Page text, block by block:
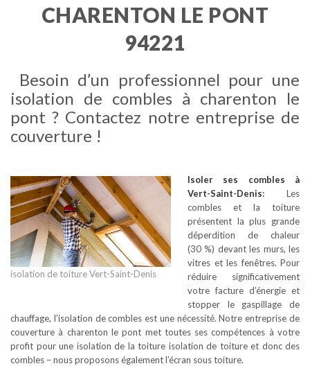
CHARENTON LE PONT
94221
Besoin d’un professionnel pour une
isolation de combles à charenton le
pont ? Contactez notre entreprise de
couverture !
isolation de toiture Vert-Saint-Denis
Isoler ses combles à
Vert-Saint-Denis: Les
combles et la toiture
présentent la plus grande
déperdition de chaleur
(30 %) devant les murs, les
vitres et les fenêtres. Pour
réduire significativement
votre facture d’énergie et
stopper le gaspillage de
chauffage, l’isolation de combles est une nécessité. Notre entreprise de
couverture à charenton le pont met toutes ses compétences à votre
profit pour une isolation de la toiture isolation de toiture et donc des
combles – nous proposons également l’écran sous toiture.